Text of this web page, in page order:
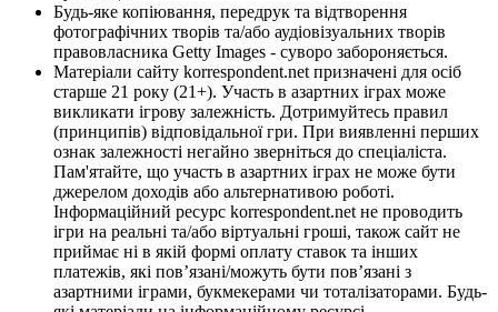
Будь-яке копіювання, передрук та відтворення
фотографічних творів та/або аудіовізуальних творів
правовласника Getty Images - суворо забороняється.
Матеріали сайту korrespondent.net призначені для осіб
старше 21 року (21+). Участь в азартних іграх може
викликати ігрову залежність. Дотримуйтесь правил
(принципів) відповідальної гри. При виявленні перших
ознак залежності негайно зверніться до спеціаліста.
Пам'ятайте, що участь в азартних іграх не може бути
джерелом доходів або альтернативою роботі.
Інформаційний ресурс korrespondent.net не проводить
ігри на реальні та/або віртуальні гроші, також сайт не
приймає ні в якій формі оплату ставок та інших
платежів, які пов’язані/можуть бути пов’язані з
азартними іграми, букмекерами чи тоталізаторами. Будь-